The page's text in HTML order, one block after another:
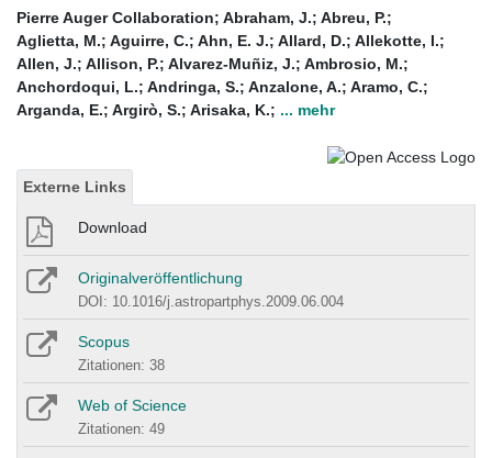
Pierre Auger Collaboration; Abraham, J.; Abreu, P.;
Aglietta, M.; Aguirre, C.; Ahn, E. J.; Allard, D.; Allekotte, I.;
Allen, J.; Allison, P.; Alvarez-Muñiz, J.; Ambrosio, M.;
Anchordoqui, L.; Andringa, S.; Anzalone, A.; Aramo, C.;
Arganda, E.; Argirò, S.; Arisaka, K.; ... mehr
Externe Links
Download
Originalveröffentlichung
DOI: 10.1016/j.astropartphys.2009.06.004
Scopus
Zitationen: 38
Web of Science
Zitationen: 49